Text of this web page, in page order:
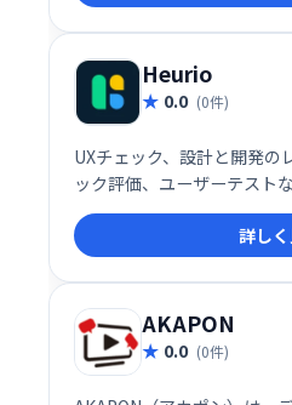
Heurio
0.0 (0件)
UXチェック、設計と開発の
ック評価、ユーザーテスト
詳し
AKAPON
0.0 (0件)